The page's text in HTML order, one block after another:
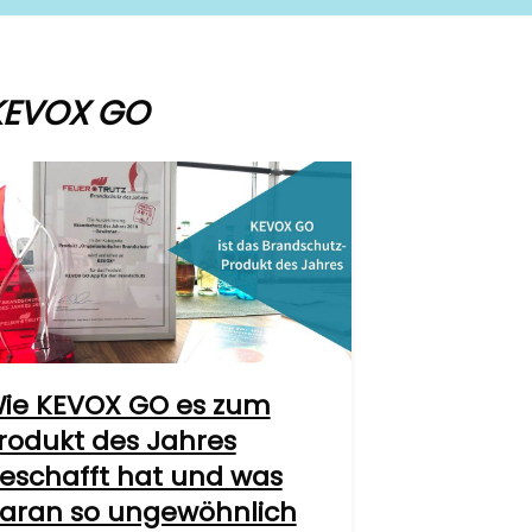
GO
KEVOX GO es zum
des Jahres
hat und was
so ungewöhnlich